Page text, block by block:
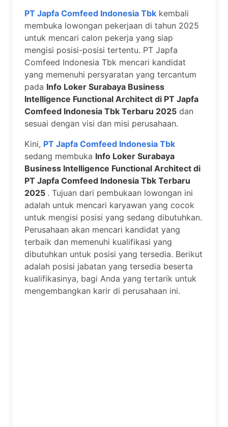
PT Japfa Comfeed Indonesia Tbk kembali
membuka lowongan pekerjaan di tahun 2025
untuk mencari calon pekerja yang siap
mengisi posisi-posisi tertentu. PT Japfa
Comfeed Indonesia Tbk mencari kandidat
yang memenuhi persyaratan yang tercantum
pada Info Loker Surabaya Business
Intelligence Functional Architect di PT Japfa
Comfeed Indonesia Tbk Terbaru 2025 dan
sesuai dengan visi dan misi perusahaan.
Kini, PT Japfa Comfeed Indonesia Tbk
sedang membuka Info Loker Surabaya
Business Intelligence Functional Architect di
PT Japfa Comfeed Indonesia Tbk Terbaru
2025 . Tujuan dari pembukaan lowongan ini
adalah untuk mencari karyawan yang cocok
untuk mengisi posisi yang sedang dibutuhkan.
Perusahaan akan mencari kandidat yang
terbaik dan memenuhi kualifikasi yang
dibutuhkan untuk posisi yang tersedia. Berikut
adalah posisi jabatan yang tersedia beserta
kualifikasinya, bagi Anda yang tertarik untuk
mengembangkan karir di perusahaan ini.